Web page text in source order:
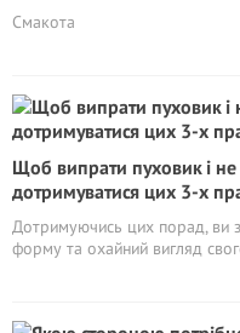
Смакота
Щоб випрати пуховик і не
дотримуватися цих 3-х
Дотримуючись цих порад, ви
форму та охайний вигляд